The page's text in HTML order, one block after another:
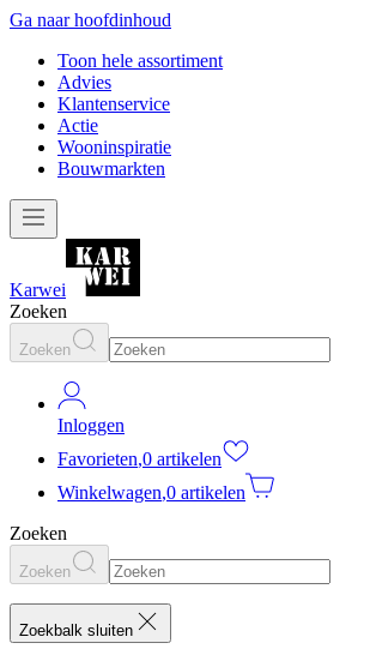
Ga naar hoofdinhoud
Toon hele assortiment
Advies
Klantenservice
Actie
Wooninspiratie
Bouwmarkten
Karwei
Zoeken
Zoeken
Inloggen
Favorieten,0 artikelen
Winkelwagen,0 artikelen
Zoeken
Zoeken
Zoekbalk sluiten